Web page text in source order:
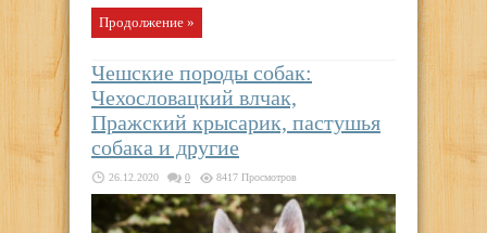
Продолжение »
Чешские породы собак:
Чехословацкий влчак,
Пражский крысарик, пастушья
собака и другие
26.12.2020 0 8417 Просмотров